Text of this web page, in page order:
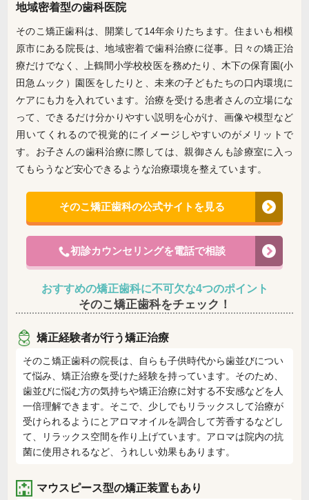
地域密着型の歯科医院
そのこ矯正歯科は、開業して14年余りたちます。住まいも相模
原市にある院長は、地域密着で歯科治療に従事。日々の矯正治
療だけでなく、上鶴間小学校校医を務めたり、木下の保育園(小
田急ムック）園医をしたりと、未来の子どもたちの口内環境に
ケアにも力を入れています。治療を受ける患者さんの立場にな
って、できるだけ分かりやすい説明を心がけ、画像や模型など
用いてくれるので視覚的にイメージしやすいのがメリットで
す。お子さんの歯科治療に際しては、親御さんも診療室に入っ
てもらうなど安心できるような治療環境を整えています。
そのこ矯正歯科の公式サイトを見る
初診カウンセリングを電話で相談
おすすめの矯正歯科に不可欠な4つのポイント
そのこ矯正歯科をチェック！
矯正経験者が行う矯正治療
そのこ矯正歯科の院長は、自らも子供時代から歯並びについ
て悩み、矯正治療を受けた経験を持っています。そのため、
歯並びに悩む方の気持ちや矯正治療に対する不安感などを人
一倍理解できます。そこで、少しでもリラックスして治療が
受けられるようにとアロマオイルを調合して芳香するなどし
て、リラックス空間を作り上げています。アロマは院内の抗
菌に使用されるなど、うれしい効果もあります。
マウスピース型の矯正装置もあり